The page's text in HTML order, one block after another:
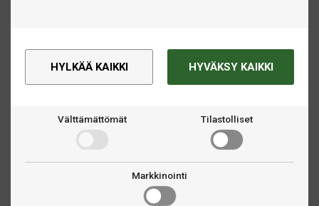
HYLKÄÄ KAIKKI HYVÄKSY KAIKKI
Välttämättömät Tilastolliset
Markkinointi